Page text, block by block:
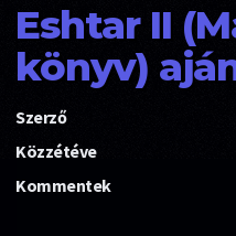
Eshtar II
könyv)
Szerző
Közzétéve
Kommentek